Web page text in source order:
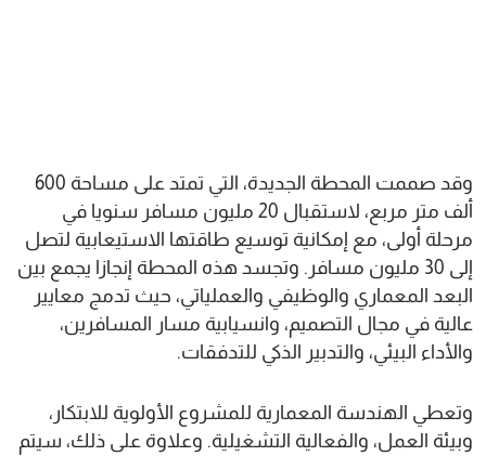
وقد صممت المحطة الجديدة، التي تمتد على مساحة 600
ألف متر مربع، لاستقبال 20 مليون مسافر سنويا في
مرحلة أولى، مع إمكانية توسيع طاقتها الاستيعابية لتصل
إلى 30 مليون مسافر. وتجسد هذه المحطة إنجازا يجمع بين
البعد المعماري والوظيفي والعملياتي، حيث تدمج معايير
عالية في مجال التصميم، وانسيابية مسار المسافرين،
والأداء البيئي، والتدبير الذكي للتدفقات.
وتعطي الهندسة المعمارية للمشروع الأولوية للابتكار،
وبيئة العمل، والفعالية التشغيلية. وعلاوة على ذلك، سيتم